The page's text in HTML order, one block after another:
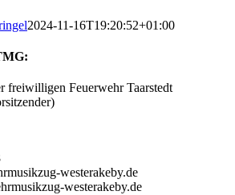
2024-11-16T19:20:52+01:00
freiwilligen Feuerwehr Taarstedt
westerakeby.de
westerakeby.de